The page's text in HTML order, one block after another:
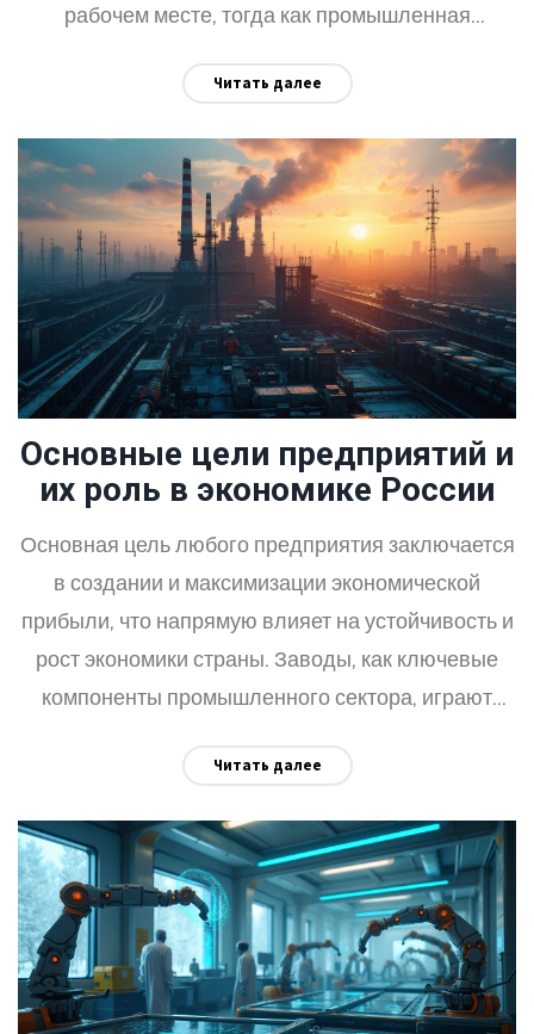
рабочем месте, тогда как промышленная
аварий и катастроф на производственных
каждой из этих областей и предоставляются
полезные советы по обеспечению безопасности
на производстве. Понимание их отличий поможет
повысить эффективность мер по защите
работников и производственных процессов.
Читать далее
Основные цели предприятий и
их роль в экономике России
Основная цель любого предприятия заключается
в создании и максимизации экономической
прибыли, что напрямую влияет на устойчивость и
рост экономики страны. Заводы, как ключевые
компоненты промышленного сектора, играют
создании рабочих мест и увеличении экспортного
инновациям, трансферу технологий и развитию
сопутствующих отраслей. В статье
рассматриваются различные аспекты
деятельности заводов и их значимость для
национальной экономики России. Эти факторы
Читать далее